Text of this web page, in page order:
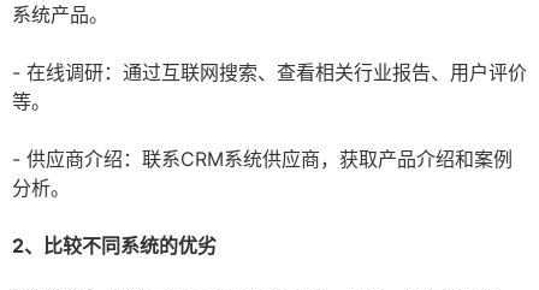
系统产品。
- 在线调研：通过互联网搜索、查看相关行业报告、用户评价
等。
- 供应商介绍：联系CRM系统供应商，获取产品介绍和案例
分析。
2、比较不同系统的优劣